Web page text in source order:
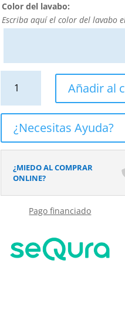
Color del lavabo:
Escriba aquí el color del lavabo
sobre
encimera
SATET
Solid
Surface
cantidad
Añadir al
¿Necesitas Ayuda?
¿MIEDO AL COMPRAR
ONLINE?
Pago financiado